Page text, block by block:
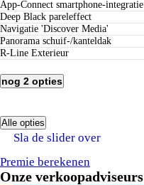
App-Connect smartphone-integratie
Deep Black pareleffect
Navigatie 'Discover Media'
Panorama schuif-/kanteldak
R-Line Exterieur
nog 2 opties
Alle opties
Verzekeren bij Century:
tot 5 jaar nieuwwaarderegeling
Premie berekenen
Onze verkoopadviseurs
Sla de slider over